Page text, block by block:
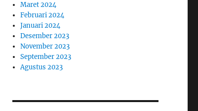
Maret 2024
Februari 2024
Januari 2024
Desember 2023
November 2023
September 2023
Agustus 2023